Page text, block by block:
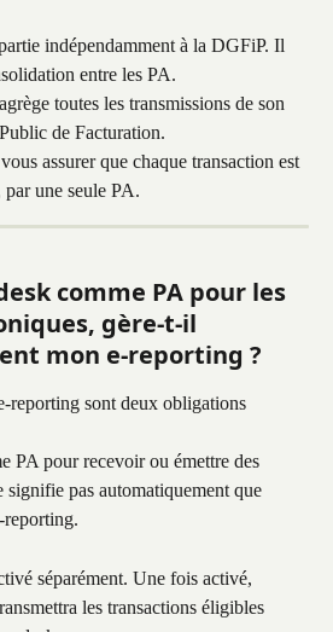
indépendamment à la DGFiP. Il
entre les PA.
toutes les transmissions de son
de Facturation.
assurer que chaque transaction est
une seule PA.
comme PA pour les
gère-t-il
mon e-reporting ?
reporting sont deux obligations
PA pour recevoir ou émettre des
signifie pas automatiquement que
reporting.
séparément. Une fois activé,
les transactions éligibles